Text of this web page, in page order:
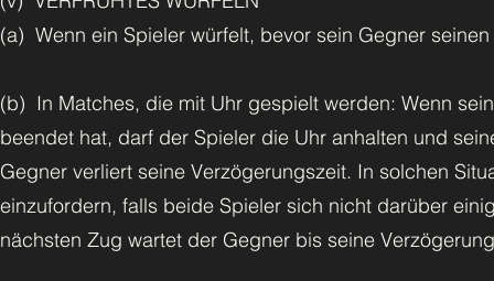
(a) Wenn ein Spieler würfelt, bevor sein Gegner
(b) In Matches, die mit Uhr gespielt werden: Wenn
beendet hat, darf der Spieler die Uhr anhalten und
Gegner verliert seine Verzögerungszeit. In solchen
einzufordern, falls beide Spieler sich nicht darüber
nächsten Zug wartet der Gegner bis seine